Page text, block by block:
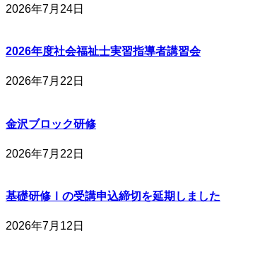
2026年7月24日
2026年度社会福祉士実習指導者講習会
2026年7月22日
金沢ブロック研修
2026年7月22日
基礎研修Ⅰの受講申込締切を延期しました
2026年7月12日